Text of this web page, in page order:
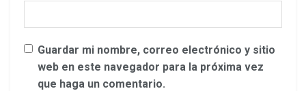
Guardar mi nombre, correo electrónico y sitio
web en este navegador para la próxima vez
que haga un comentario.